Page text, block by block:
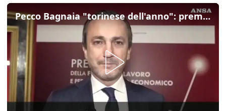
Pecco Bagnaia "torinese dell'anno": premiato al Teatro Alfieri